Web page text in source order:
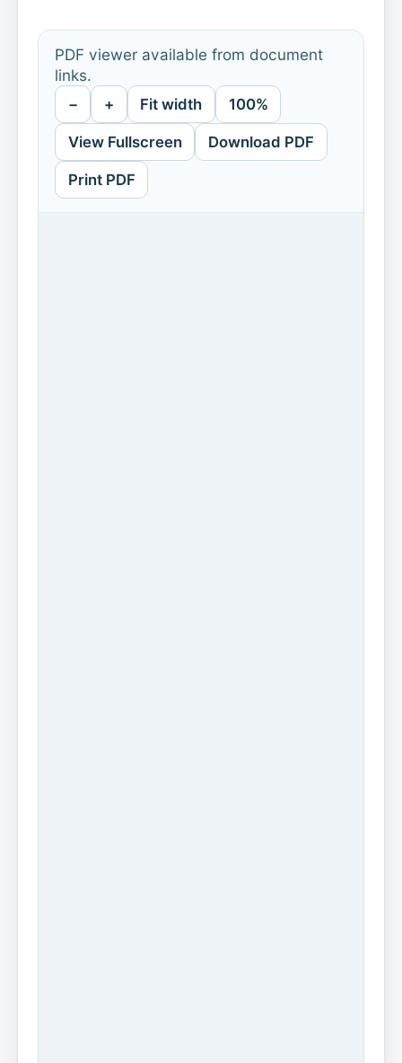
PDF viewer available from document
links.
− + Fit width 100%
View Fullscreen Download PDF
Print PDF